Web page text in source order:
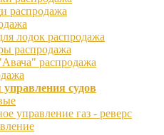
распродажа
лодок распродажа
распродажа
распродажа
судов
управление газ - реверс